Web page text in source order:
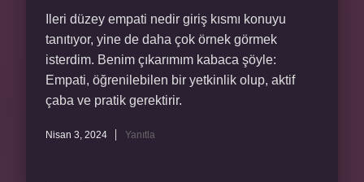
Ileri düzey empati nedir giriş kısmı konuyu
tanıtıyor, yine de daha çok örnek görmek
isterdim. Benim çıkarımım kabaca şöyle:
Empati, öğrenilebilen bir yetkinlik olup, aktif
çaba ve pratik gerektirir.
Nisan 3, 2024 Yanıtla